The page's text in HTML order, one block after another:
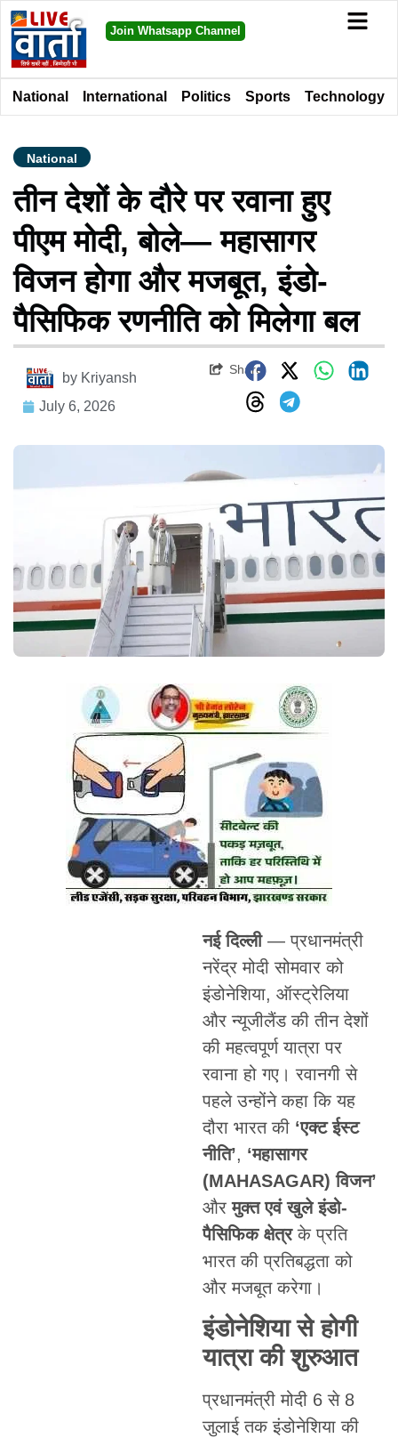
Join Whatsapp Channel
National International Politics Sports Technology
National
तीन देशों के दौरे पर रवाना हुए
पीएम मोदी, बोले— महासागर
विजन होगा और मजबूत, इंडो-
पैसिफिक रणनीति को मिलेगा बल
by Kriyansh
July 6, 2026
Share
नई दिल्ली— प्रधानमंत्री
नरेंद्र मोदी सोमवार को
इंडोनेशिया, ऑस्ट्रेलिया
और न्यूजीलैंड की तीन देशों
की महत्वपूर्ण यात्रा पर
रवाना हो गए। रवानगी से
पहले उन्होंने कहा कि यह
दौरा भारत की ‘एक्ट ईस्ट
नीति’, ‘महासागर
(MAHASAGAR) विजन’
औरमुक्त एवं खुले इंडो-
पैसिफिक क्षेत्रके प्रति
भारत की प्रतिबद्धता को
और मजबूत करेगा।
इंडोनेशिया से होगी
यात्रा की शुरुआत
प्रधानमंत्री मोदी 6 से 8
जुलाई तक इंडोनेशिया की